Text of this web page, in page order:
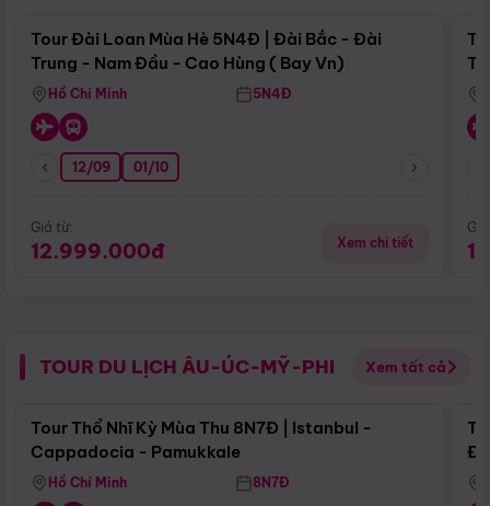
Tour Đài Loan Mùa Hè 5N4Đ | Đài Bắc - Đài
Trung - Nam Đầu - Cao Hùng ( Bay Vn)
Hồ Chí Minh 5N4Đ
12/09 01/10
Giá từ:
12.999.000đ Xem chi tiết
TOUR DU LỊCH ÂU-ÚC-MỸ-PHI Xem tất cả
Điểm nổi bật
Tour Thổ Nhĩ Kỳ Mùa Thu 8N7Đ | Istanbul -
Cappadocia - Pamukkale
Hồ Chí Minh 8N7Đ